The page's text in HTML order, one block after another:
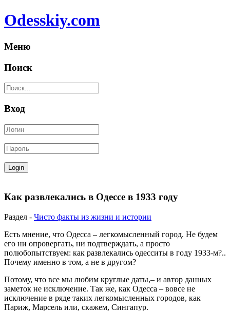
Odesskiy.com
Меню
Поиск
Вход
Как развлекались в Одессе в 1933 году
Раздел - Чисто факты из жизни и истории
Есть мнение, что Одесса – легкомысленный город. Не будем
его ни опровергать, ни подтверждать, а просто
полюбопытствуем: как развлекались одесситы в году 1933-м?..
Почему именно в том, а не в другом?
Потому, что все мы любим круглые даты,– и автор данных
заметок не исключение. Так же, как Одесса – вовсе не
исключение в ряде таких легкомысленных городов, как
Париж, Марсель или, скажем, Сингапур.